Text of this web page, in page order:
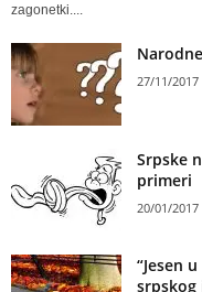
zagonetki....
27/11/2017
Srpske
primeri
20/01/2017
“Jesen
srpskog